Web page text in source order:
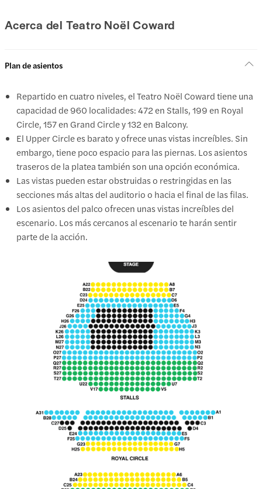
Acerca del Teatro Noël Coward
Plan de asientos
Repartido en cuatro niveles, el Teatro Noël Coward tiene una
capacidad de 960 localidades: 472 en Stalls, 199 en Royal
Circle, 157 en Grand Circle y 132 en Balcony.
El Upper Circle es barato y ofrece unas vistas increíbles. Sin
embargo, tiene poco espacio para las piernas. Los asientos
traseros de la platea también son una opción económica.
Las vistas pueden estar obstruidas o restringidas en las
secciones más altas del auditorio o hacia el final de las filas.
Los asientos del palco ofrecen unas vistas increíbles del
escenario. Los más cercanos al escenario te harán sentir
parte de la acción.